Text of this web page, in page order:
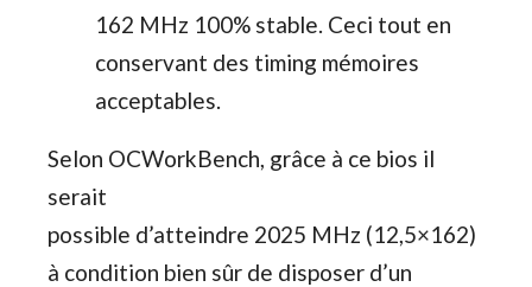
162 MHz 100% stable. Ceci tout en
conservant des timing mémoires
acceptables.
Selon OCWorkBench, grâce à ce bios il
serait
possible d’atteindre 2025 MHz (12,5×162)
à condition bien sûr de disposer d’un